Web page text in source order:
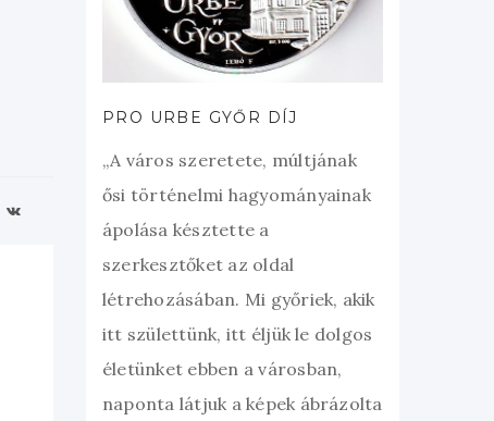
PRO URBE GYŐR DÍJ
„A város szeretete, múltjának
ősi történelmi hagyományainak
ápolása késztette a
szerkesztőket az oldal
létrehozásában. Mi győriek, akik
itt születtünk, itt éljük le dolgos
életünket ebben a városban,
naponta látjuk a képek ábrázolta